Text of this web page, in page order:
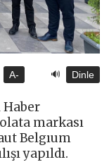
A- 🔊 Dinle
Haber
markası
Belgıum
yapıldı.